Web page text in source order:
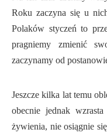
Roku zaczyna się u
Polaków styczeń to
pragniemy zmienić
zaczynamy od
Jeszcze kilka lat temu
obecnie jednak
żywienia, nie osiągnie